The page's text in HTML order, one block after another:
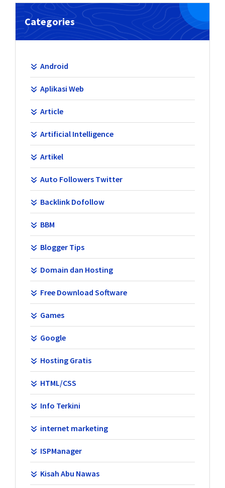
Categories
Android
Aplikasi Web
Article
Artificial Intelligence
Artikel
Auto Followers Twitter
Backlink Dofollow
BBM
Blogger Tips
Domain dan Hosting
Free Download Software
Games
Google
Hosting Gratis
HTML/CSS
Info Terkini
internet marketing
ISPManager
Kisah Abu Nawas